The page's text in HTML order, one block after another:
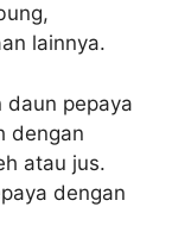
lainnya.
daun pepaya
dengan
atau jus.
dengan